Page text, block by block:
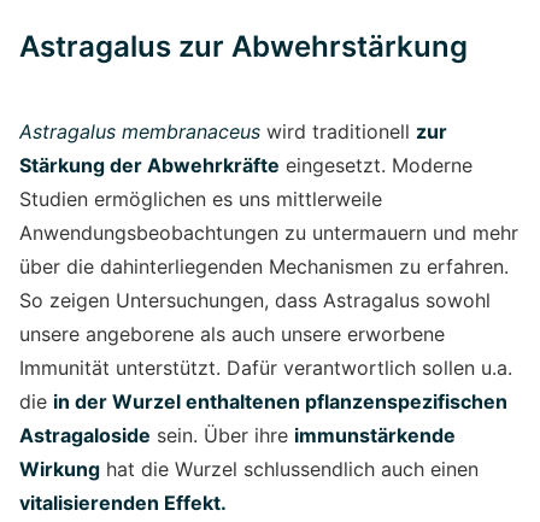
Astragalus zur Abwehrstärkung
Astragalus membranaceus wird traditionell zur
Stärkung der Abwehrkräfte eingesetzt. Moderne
Studien ermöglichen es uns mittlerweile
Anwendungsbeobachtungen zu untermauern und mehr
über die dahinterliegenden Mechanismen zu erfahren.
So zeigen Untersuchungen, dass Astragalus sowohl
unsere angeborene als auch unsere erworbene
Immunität unterstützt. Dafür verantwortlich sollen u.a.
die in der Wurzel enthaltenen pflanzenspezifischen
Astragaloside sein. Über ihre immunstärkende
Wirkung hat die Wurzel schlussendlich auch einen
vitalisierenden Effekt.